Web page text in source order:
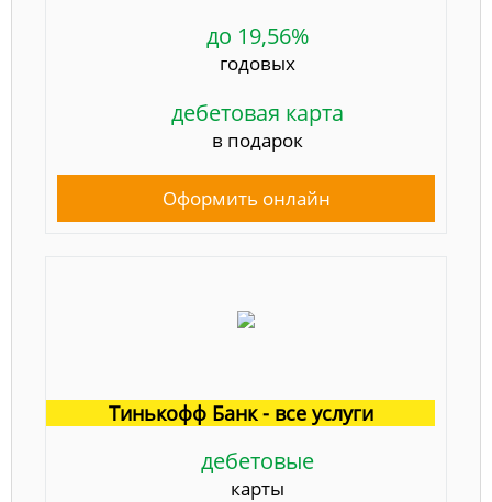
до 19,56%
годовых
дебетовая карта
в подарок
Оформить онлайн
Тинькофф Банк - все услуги
дебетовые
карты